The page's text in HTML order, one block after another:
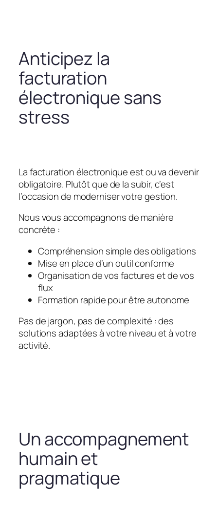
Anticipez la
facturation
électronique sans
stress
La facturation électronique est ou va devenir
obligatoire. Plutôt que de la subir, c’est
l’occasion de moderniser votre gestion.
Nous vous accompagnons de manière
concrète :
Compréhension simple des obligations
Mise en place d’un outil conforme
Organisation de vos factures et de vos
flux
Formation rapide pour être autonome
Pas de jargon, pas de complexité : des
solutions adaptées à votre niveau et à votre
activité.
Un accompagnement
humain et
pragmatique